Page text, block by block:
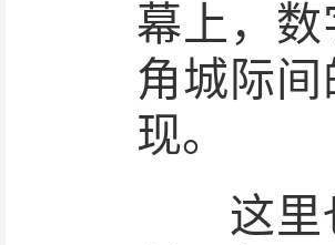
幕上，
角城际
现。
这里也